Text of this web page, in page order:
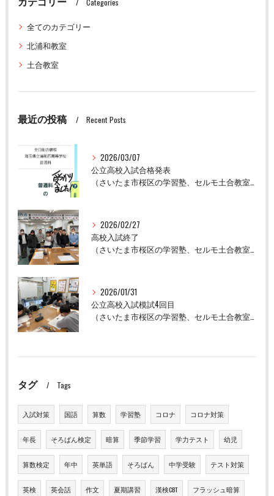
全てのカテゴリー
北浦和教室
土合教室
最近の投稿 Recent Posts
2026/03/07
公立高校入試合格発表
（さいたま市桜区の学習塾、セルモ土合教室）
2026/02/27
高校入試終了
（さいたま市桜区の学習塾、セルモ土合教室）
2026/01/31
公立高校入試模試4回目
（さいたま市桜区の学習塾、セルモ土合教室）
タグ Tags
入試対策 国語 算数 学習塾 コロナ コロナ対策
年長 そろばん検定 暗算 季節学習 学力テスト 幼児
算数検定 年中 英単語 そろばん 中学受験 テスト対策
英検 英会話 作文 夏期講習 漢検CBT フラッシュ暗算